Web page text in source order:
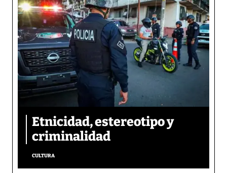
Etnicidad, estereotipo y
criminalidad
CULTURA